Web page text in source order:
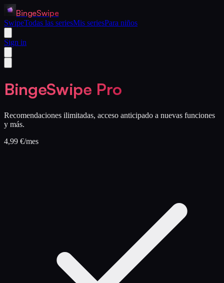
BingeSwipe
SwipeTodas las seriesMis seriesPara niños
Sign in
BingeSwipe Pro
Recomendaciones ilimitadas, acceso anticipado a nuevas funciones
y más.
4,99 €/mes